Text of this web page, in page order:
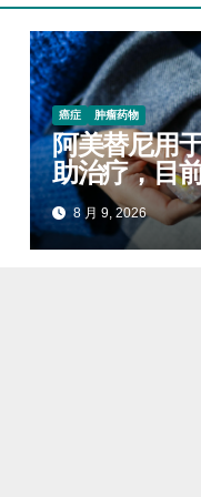
癌症 肿瘤药物
阿美替尼用
助治疗，目
报销吗
8 月 9, 2026